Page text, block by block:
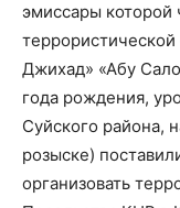
эмиссары которой
Джихад» «Абу
года рождения,
Суйского района,
розыске)
организовать